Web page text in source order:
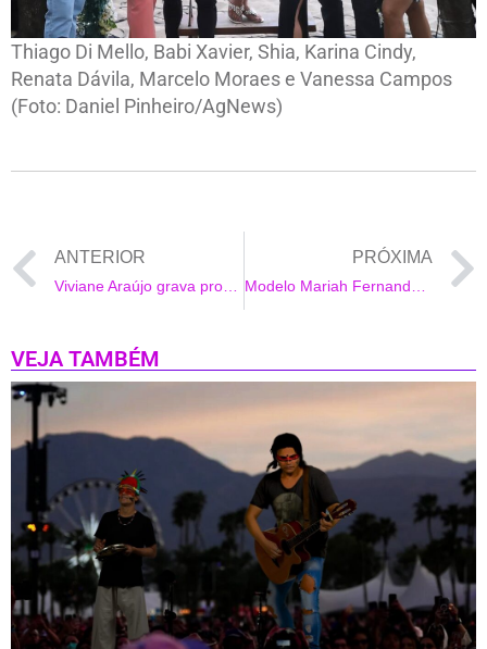
Thiago Di Mello, Babi Xavier, Shia, Karina Cindy,
Renata Dávila, Marcelo Moraes e Vanessa Campos
(Foto: Daniel Pinheiro/AgNews)
ANTERIOR PRÓXIMA
VEJA TAMBÉM